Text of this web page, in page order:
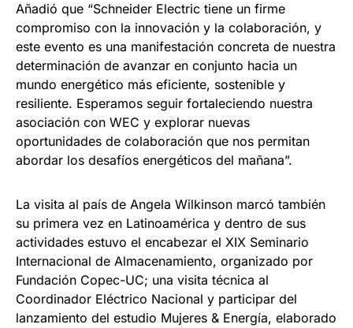
Añadió que “Schneider Electric tiene un firme
compromiso con la innovación y la colaboración, y
este evento es una manifestación concreta de nuestra
determinación de avanzar en conjunto hacia un
mundo energético más eficiente, sostenible y
resiliente. Esperamos seguir fortaleciendo nuestra
asociación con WEC y explorar nuevas
oportunidades de colaboración que nos permitan
abordar los desafíos energéticos del mañana”.
La visita al país de Angela Wilkinson marcó también
su primera vez en Latinoamérica y dentro de sus
actividades estuvo el encabezar el XIX Seminario
Internacional de Almacenamiento, organizado por
Fundación Copec-UC; una visita técnica al
Coordinador Eléctrico Nacional y participar del
lanzamiento del estudio Mujeres & Energía, elaborado